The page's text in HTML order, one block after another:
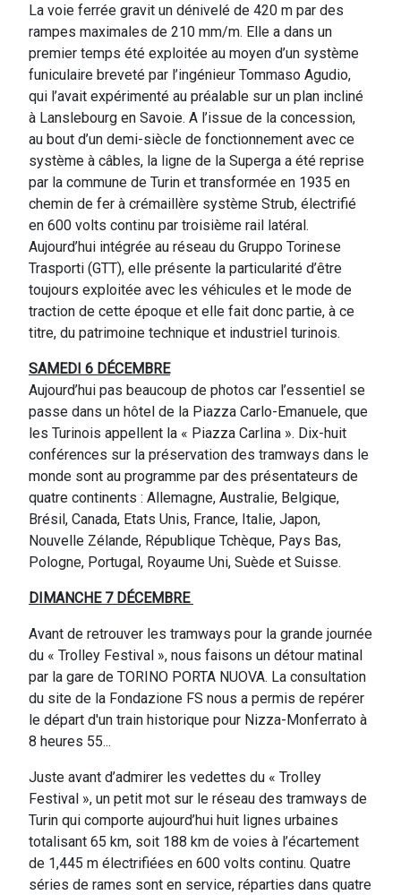
La voie ferrée gravit un dénivelé de 420 m par des
rampes maximales de 210 mm/m. Elle a dans un
premier temps été exploitée au moyen d’un système
funiculaire breveté par l’ingénieur Tommaso Agudio,
qui l’avait expérimenté au préalable sur un plan incliné
à Lanslebourg en Savoie. A l’issue de la concession,
au bout d’un demi-siècle de fonctionnement avec ce
système à câbles, la ligne de la Superga a été reprise
par la commune de Turin et transformée en 1935 en
chemin de fer à crémaillère système Strub, électrifié
en 600 volts continu par troisième rail latéral.
Aujourd’hui intégrée au réseau du Gruppo Torinese
Trasporti (GTT), elle présente la particularité d’être
toujours exploitée avec les véhicules et le mode de
traction de cette époque et elle fait donc partie, à ce
titre, du patrimoine technique et industriel turinois.
SAMEDI 6 DÉCEMBRE
Aujourd’hui pas beaucoup de photos car l’essentiel se
passe dans un hôtel de la Piazza Carlo-Emanuele, que
les Turinois appellent la « Piazza Carlina ». Dix-huit
conférences sur la préservation des tramways dans le
monde sont au programme par des présentateurs de
quatre continents : Allemagne, Australie, Belgique,
Brésil, Canada, Etats Unis, France, Italie, Japon,
Nouvelle Zélande, République Tchèque, Pays Bas,
Pologne, Portugal, Royaume Uni, Suède et Suisse.
DIMANCHE 7 DÉCEMBRE
Avant de retrouver les tramways pour la grande journée
du « Trolley Festival », nous faisons un détour matinal
par la gare de TORINO PORTA NUOVA. La consultation
du site de la Fondazione FS nous a permis de repérer
le départ d'un train historique pour Nizza-Monferrato à
8 heures 55...
Juste avant d’admirer les vedettes du « Trolley
Festival », un petit mot sur le réseau des tramways de
Turin qui comporte aujourd’hui huit lignes urbaines
totalisant 65 km, soit 188 km de voies à l’écartement
de 1,445 m électrifiées en 600 volts continu. Quatre
séries de rames sont en service, réparties dans quatre